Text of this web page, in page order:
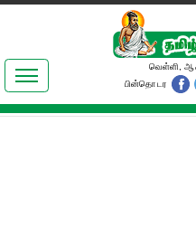
இலக்கியங்கள்
தமிழ் உலகம்
வெள்ளி,
பின்தொடர